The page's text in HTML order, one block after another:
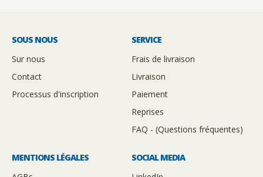
SOUS NOUS
Sur nous
Contact
Processus d'inscription
SERVICE
Frais de livraison
Livraison
Paiement
Reprises
FAQ - (Questions fréquentes)
MENTIONS LÉGALES
SOCIAL MEDIA